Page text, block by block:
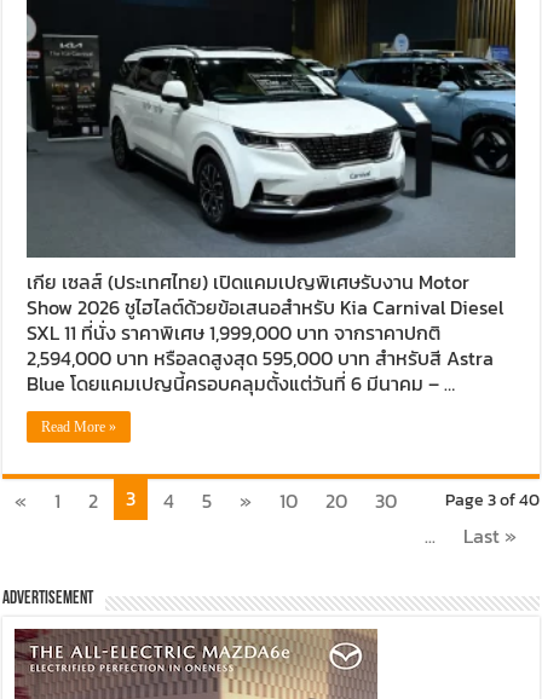
เกีย เซลส์ (ประเทศไทย) เปิดแคมเปญพิเศษรับงาน Motor
Show 2026 ชูไฮไลต์ด้วยข้อเสนอสำหรับ Kia Carnival Diesel
SXL 11 ที่นั่ง ราคาพิเศษ 1,999,000 บาท จากราคาปกติ
2,594,000 บาท หรือลดสูงสุด 595,000 บาท สำหรับสี Astra
Blue โดยแคมเปญนี้ครอบคลุมตั้งแต่วันที่ 6 มีนาคม – …
Read More »
Page 3 of 40
« 1 2 3 4 5 » 10 20
30
...
Last »
Advertisement